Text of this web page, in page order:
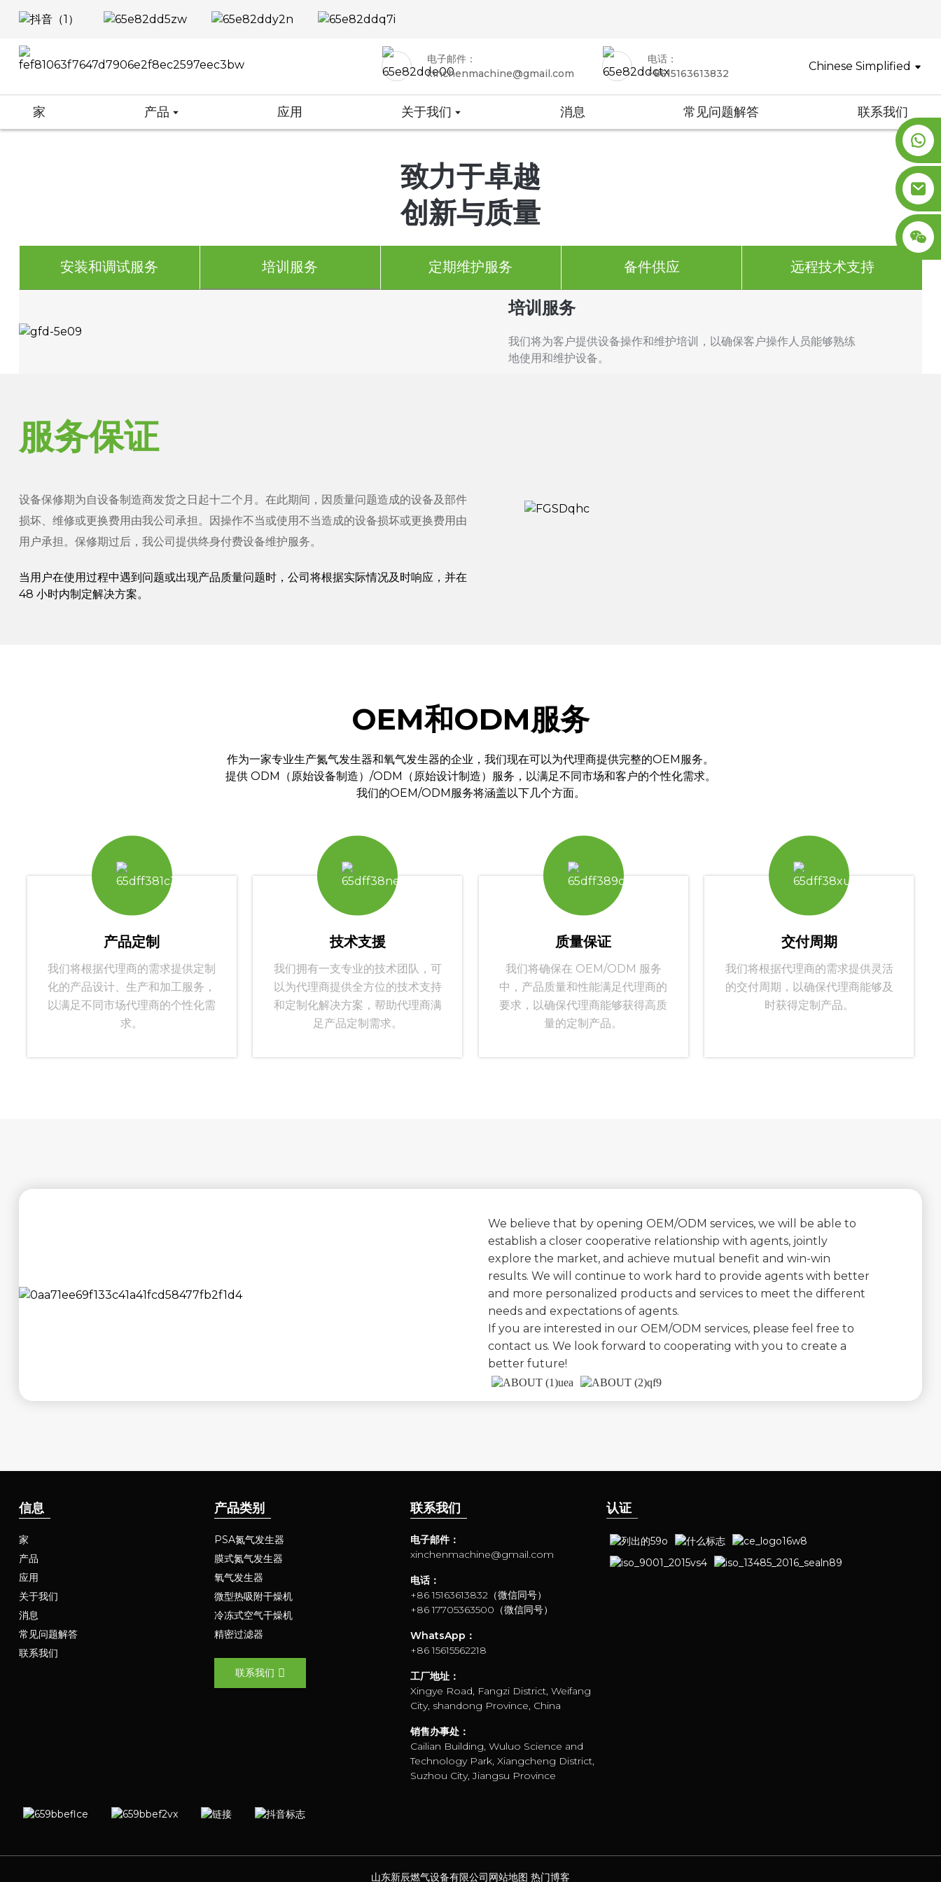
电子邮件：
xinchenmachine@gmail.com
电话：
+8615163613832
Chinese Simplified
家 产品 应用 关于我们 消息 常见问题解答 联系我们
致力于卓越
创新与质量
安装和调试服务 培训服务 定期维护服务 备件供应 远程技术支持
培训服务
我们将为客户提供设备操作和维护培训，以确保客户操作人员能够熟练
地使用和维护设备。
服务保证
设备保修期为自设备制造商发货之日起十二个月。在此期间，因质量问题造成的设备及部件
损坏、维修或更换费用由我公司承担。因操作不当或使用不当造成的设备损坏或更换费用由
用户承担。保修期过后，我公司提供终身付费设备维护服务。
当用户在使用过程中遇到问题或出现产品质量问题时，公司将根据实际情况及时响应，并在
48 小时内制定解决方案。
OEM和ODM服务
作为一家专业生产氮气发生器和氧气发生器的企业，我们现在可以为代理商提供完整的OEM服务。
提供 ODM（原始设备制造）/ODM（​​原始设计制造）服务，以满足不同市场和客户的个性化需求。
我们的OEM/ODM服务将涵盖以下几个方面。
产品定制
我们将根据代理商的需求提供定制
化的产品设计、生产和加工服务，
以满足不同市场代理商的个性化需
求。
技术支援
我们拥有一支专业的技​​术团队，可
以为代理商提供全方位的技术支持
和定制化解决方案，帮助代理商满
足产品定制需求​​。
质量保证
我们将确保在 OEM/ODM 服务
中，产品质量和性能满足代理商的
要求，以确保代理商能够获得高质
量的定制产品。
交付周期
我们将根据代理商的需求提供灵活
的交付周期，以确保代理商能够及
时获得定制产品。
We believe that by opening OEM/ODM services, we will be able to
establish a closer cooperative relationship with agents, jointly
explore the market, and achieve mutual benefit and win-win
results. We will continue to work hard to provide agents with better
and more personalized products and services to meet the different
needs and expectations of agents.
If you are interested in our OEM/ODM services, please feel free to
contact us. We look forward to cooperating with you to create a
better future!
信息
家
产品
应用
关于我们
消息
常见问题解答
联系我们
产品类别
PSA氮气发生器
膜式氮气发生器
氧气发生器
微型热吸附干燥机
冷冻式空气干燥机
精密过滤器
联系我们
联系我们
电子邮件：
xinchenmachine@gmail.com
电话：
+86 15163613832（微信同号）
+86 17705363500（微信同号）
WhatsApp：
+86 15615562218
工厂地址：
Xingye Road, Fangzi District, Weifang
City, shandong Province, China
销售办事处：
Cailian Building, Wuluo Science and
Technology Park, Xiangcheng District,
Suzhou City, Jiangsu Province
认证
山东新辰燃气设备有限公司网站地图 热门博客